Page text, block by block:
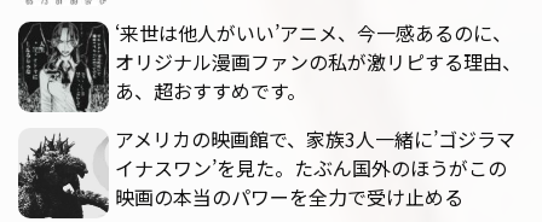
‘来世は他人がいい’アニメ、今一感あるのに、
オリジナル漫画ファンの私が激リピする理由、
あ、超おすすめです。
アメリカの映画館で、家族3人一緒に’ゴジラマ
イナスワン’を見た。たぶん国外のほうがこの
映画の本当のパワーを全力で受け止める